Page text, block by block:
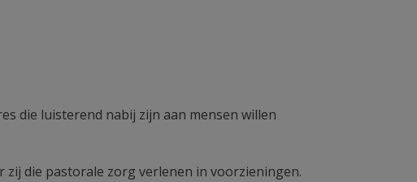
die luisterend nabij zijn aan mensen willen
die pastorale zorg verlenen in voorzieningen.